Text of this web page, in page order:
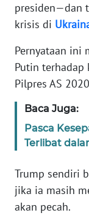
presiden—dan
krisis di
Pernyataan ini
Putin terhadap
Pilpres AS
Baca Juga:
Pasca
Terlibat
Trump sendiri
jika ia masih
akan pecah.
Wahana
News
WN
SUMUT
WN
JAKARTA
JABAR
BANTEN